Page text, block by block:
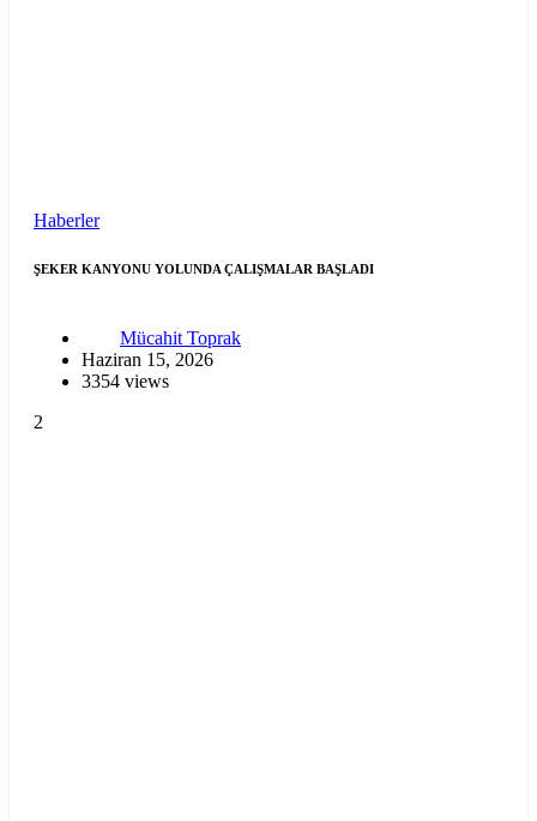
Haberler
ŞEKER KANYONU YOLUNDA ÇALIŞMALAR BAŞLADI
Mücahit Toprak
Haziran 15, 2026
3354 views
2